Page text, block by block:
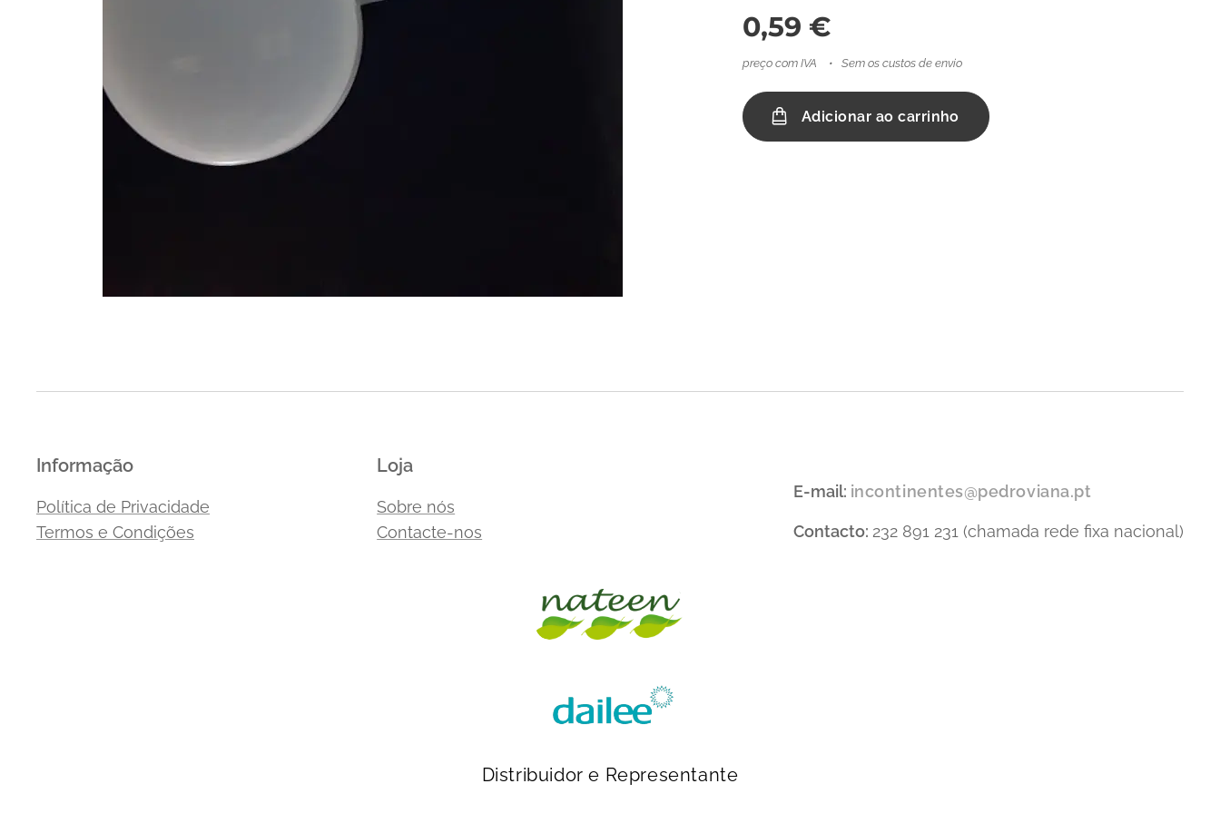
0,59 €
preço com IVA Sem os custos de envio
Adicionar ao carrinho
Informação
Política de Privacidade
Termos e Condições
Loja
Sobre nós
Contacte-nos
E-mail: incontinentes@pedroviana.pt
Contacto: 232 891 231 (chamada rede fixa nacional)
Distribuidor e Representante